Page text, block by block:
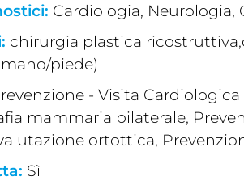
Cardiologia,
chirurgia plastica
piede)
- Visita
mammaria bilaterale,
ortottica,
Sì